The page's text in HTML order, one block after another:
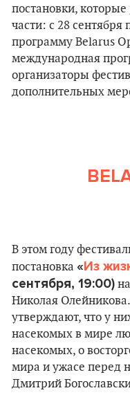
постановки,
части: с 28 сентября
программу Belarus
международная
организаторы
дополнительных
В этом году
постановка «Из
сентября, 19:00)
Николая
утверждают, что у
насекомых в мире
насекомых, о
мира и ужасе перед
Дмитрий